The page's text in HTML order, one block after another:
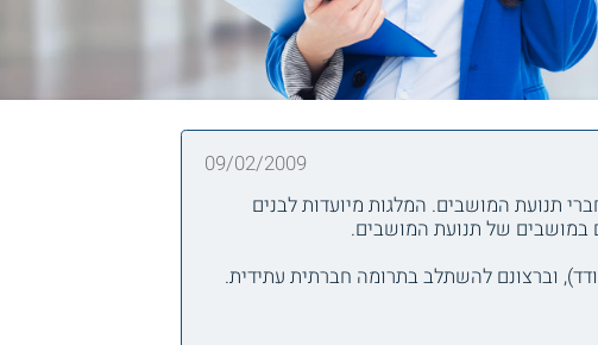
09/02/2009
לסטודנטים שהינם בני ובנות חברי תנועת המושבים. המלגות מיועדות לבנים
במושבים של תנועת המושבים.
וברצונם להשתלב בתרומה חברתית עתידית.